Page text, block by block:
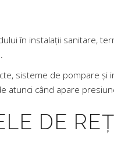
în instalații sanitare,
sisteme de pompare și
atunci când apare
DE